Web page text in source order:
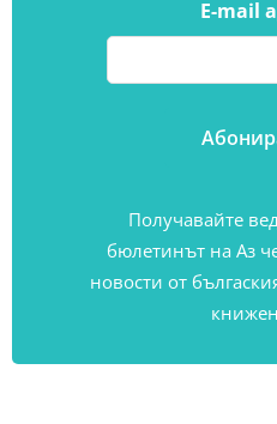
E-mail
Получавайте
бюлетинът на Аз
новости от